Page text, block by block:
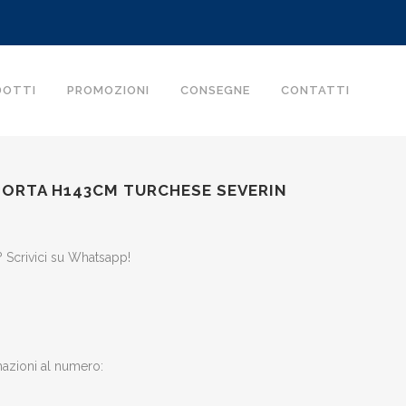
PROMOZIONI CONSEGNE CONTATTI
H143CM TURCHESE SEVERIN
su Whatsapp!
al numero: